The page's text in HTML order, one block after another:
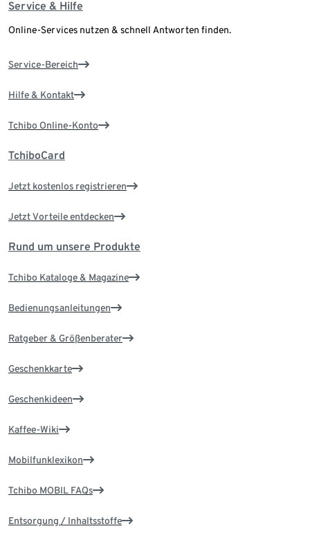
Service & Hilfe
Online-Services nutzen & schnell Antworten finden.
Service-Bereich
Hilfe & Kontakt
Tchibo Online-Konto
TchiboCard
Jetzt kostenlos registrieren
Jetzt Vorteile entdecken
Rund um unsere Produkte
Tchibo Kataloge & Magazine
Bedienungsanleitungen
Ratgeber & Größenberater
Geschenkkarte
Geschenkideen
Kaffee-Wiki
Mobilfunklexikon
Tchibo MOBIL FAQs
Entsorgung / Inhaltsstoffe